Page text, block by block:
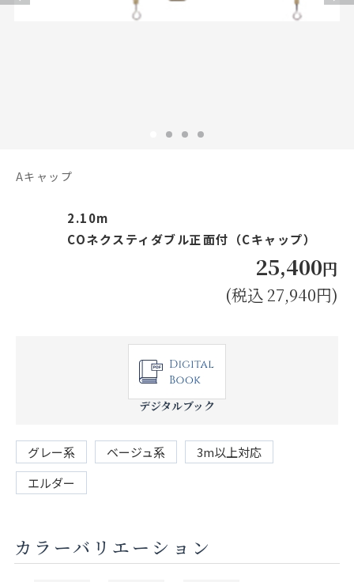
法人のお客様へ
Aキャップ
2.10m
COネクスティダブル正面付（Cキャップ）
25,400円
(税込 27,940円)
デジタルブック
グレー系 ベージュ系
3m以上対応
エルダー
カラーバリエーション